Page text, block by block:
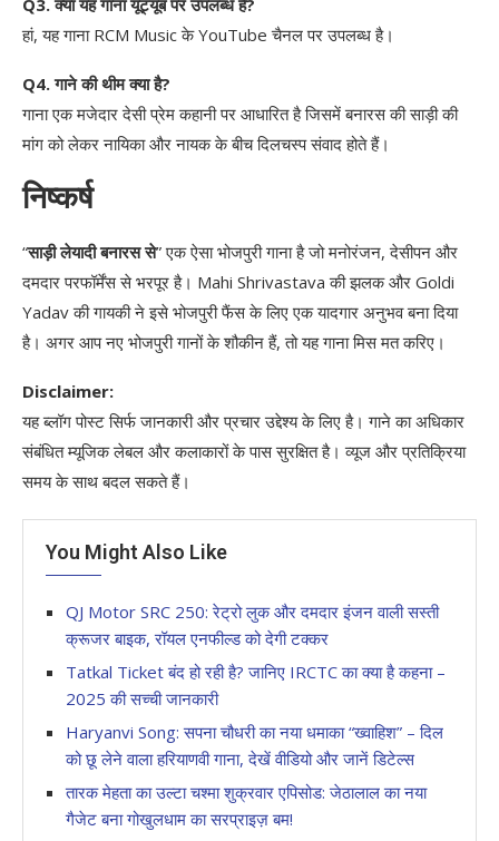
Q3. क्या यह गाना यूट्यूब पर उपलब्ध है?
हां, यह गाना RCM Music के YouTube चैनल पर उपलब्ध है।
Q4. गाने की थीम क्या है?
गाना एक मजेदार देसी प्रेम कहानी पर आधारित है जिसमें बनारस की साड़ी की
मांग को लेकर नायिका और नायक के बीच दिलचस्प संवाद होते हैं।
निष्कर्ष
“साड़ी लेयादी बनारस से” एक ऐसा भोजपुरी गाना है जो मनोरंजन, देसीपन और
दमदार परफॉर्मेंस से भरपूर है। Mahi Shrivastava की झलक और Goldi
Yadav की गायकी ने इसे भोजपुरी फैंस के लिए एक यादगार अनुभव बना दिया
है। अगर आप नए भोजपुरी गानों के शौकीन हैं, तो यह गाना मिस मत करिए।
Disclaimer:
यह ब्लॉग पोस्ट सिर्फ जानकारी और प्रचार उद्देश्य के लिए है। गाने का अधिकार
संबंधित म्यूजिक लेबल और कलाकारों के पास सुरक्षित है। व्यूज और प्रतिक्रिया
समय के साथ बदल सकते हैं।
You Might Also Like
QJ Motor SRC 250: रेट्रो लुक और दमदार इंजन वाली सस्ती
क्रूजर बाइक, रॉयल एनफील्ड को देगी टक्कर
Tatkal Ticket बंद हो रही है? जानिए IRCTC का क्या है कहना –
2025 की सच्ची जानकारी
Haryanvi Song: सपना चौधरी का नया धमाका “ख्वाहिश” – दिल
को छू लेने वाला हरियाणवी गाना, देखें वीडियो और जानें डिटेल्स
तारक मेहता का उल्टा चश्मा शुक्रवार एपिसोड: जेठालाल का नया
गैजेट बना गोखुलधाम का सरप्राइज़ बम!